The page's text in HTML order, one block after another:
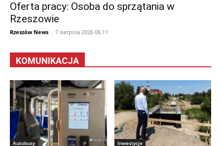
Oferta pracy: Osoba do sprzątania w
Rzeszowie
Rzeszów News - 7 sierpnia 2026 06:11
KOMUNIKACJA
Autobusy Inwestycje